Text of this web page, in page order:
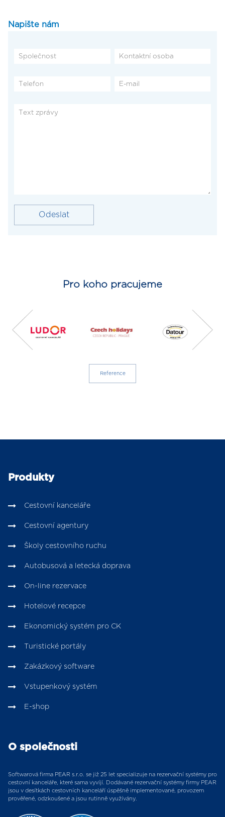
Napište nám
Pro koho pracujeme
Reference
Produkty
Cestovní kanceláře
Cestovní agentury
Školy cestovního ruchu
Autobusová a letecká doprava
On-line rezervace
Hotelové recepce
Ekonomický systém pro CK
Turistické portály
Zakázkový software
Vstupenkový systém
E-shop
O společnosti
Softwarová firma PEAR s.r.o. se již 25 let specializuje na rezervační systémy pro
cestovní kanceláře, které sama vyvíjí. Dodávané rezervační systémy firmy PEAR
jsou v desítkách cestovních kanceláří úspěšně implementované, provozem
prověřené, odzkoušené a jsou rutinně využívány.